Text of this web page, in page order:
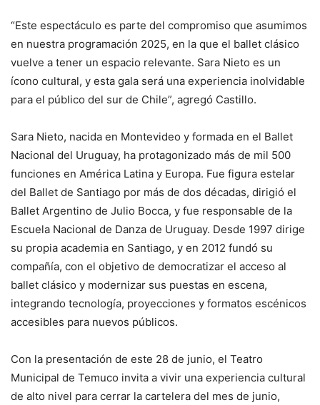
“Este espectáculo es parte del compromiso que asumimos
en nuestra programación 2025, en la que el ballet clásico
vuelve a tener un espacio relevante. Sara Nieto es un
ícono cultural, y esta gala será una experiencia inolvidable
para el público del sur de Chile”, agregó Castillo.
Sara Nieto, nacida en Montevideo y formada en el Ballet
Nacional del Uruguay, ha protagonizado más de mil 500
funciones en América Latina y Europa. Fue figura estelar
del Ballet de Santiago por más de dos décadas, dirigió el
Ballet Argentino de Julio Bocca, y fue responsable de la
Escuela Nacional de Danza de Uruguay. Desde 1997 dirige
su propia academia en Santiago, y en 2012 fundó su
compañía, con el objetivo de democratizar el acceso al
ballet clásico y modernizar sus puestas en escena,
integrando tecnología, proyecciones y formatos escénicos
accesibles para nuevos públicos.
Con la presentación de este 28 de junio, el Teatro
Municipal de Temuco invita a vivir una experiencia cultural
de alto nivel para cerrar la cartelera del mes de junio,